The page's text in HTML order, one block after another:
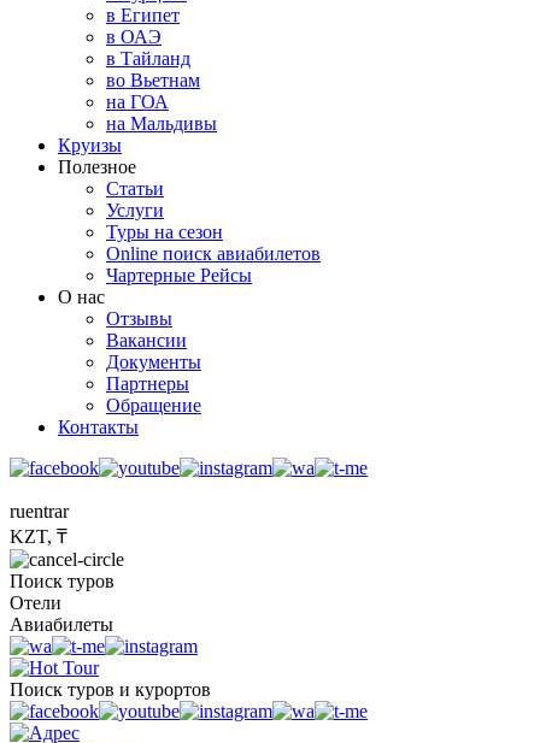
в Египет
в ОАЭ
в Тайланд
во Вьетнам
на ГОА
на Мальдивы
Круизы
Полезное
Статьи
Услуги
Туры на сезон
Online поиск авиабилетов
Чартерные Рейсы
О нас
Отзывы
Вакансии
Документы
Партнеры
Обращение
Контакты
ruentrar
KZT, ₸
Поиск туров
Отели
Авиабилеты
Поиск туров и курортов